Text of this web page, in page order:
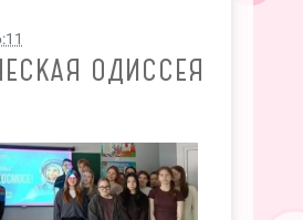
ОДИССЕЯ